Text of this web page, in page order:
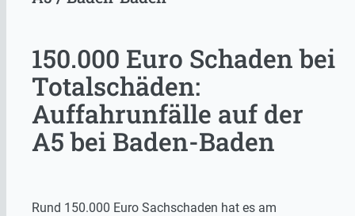
150.000 Euro Schaden bei
Totalschäden:
Auffahrunfälle auf der
A5 bei Baden-Baden
Rund 150.000 Euro Sachschaden hat es am